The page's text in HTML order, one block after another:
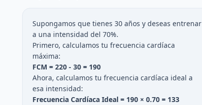
Supongamos que tienes 30 años y deseas entrenar
a una intensidad del 70%.
Primero, calculamos tu frecuencia cardíaca
máxima:
FCM = 220 - 30 = 190
Ahora, calculamos tu frecuencia cardíaca ideal a
esa intensidad:
Frecuencia Cardíaca Ideal = 190 × 0.70 = 133